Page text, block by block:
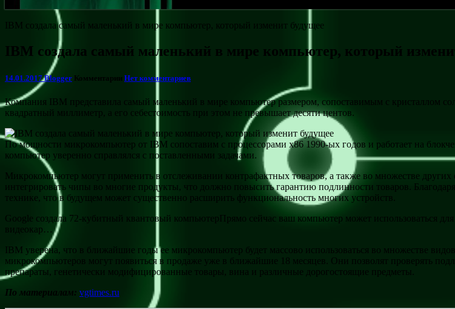
IBM создала самый маленький в мире компьютер, который изменит будущее
IBM создала самый маленький в мире компьютер, который
14.01.2017Blogger Комментарии Нет комментариев
Компания IBM представила самый маленький в мире компьютер размером, сопоставимым с кристаллом
квадратный миллиметр, а его себестоимость при этом не превышает десяти центов.
По мощности микрокомпьютер от IBM сопоставим с процессорами x86 1990-ых годов и работает на
компьютер уверенно справлялся с поставленными задачами.
Микрокомпьютер могут применить в отслеживании контрафактных товаров, а также во множестве
интегрировать чипы во многие продукты, что должно повысить гарантию подлинности товаров.
технике, что в будущем может существенно расширить функциональность многих устройств.
Google создала 72-кубитный квантовый компьютерПрямо сейчас ваш компьютер может использоваться
видеокар…
IBM уверена, что в ближайшие годы ее микрокомпьютер будет массово использоваться во множестве
микрокомпьютеров могут появиться в продаже уже в ближайшие 18 месяцев. Они позволят проверять
препараты, генетически модифицированные товары, вина и различные дорогостоящие предметы.
По материалам: vgtimes.ru